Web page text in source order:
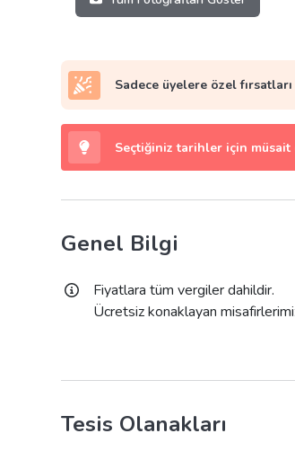
Sadece üyelere özel fırsatları
Seçtiğiniz tarihler için müsait
Genel Bilgi
Fiyatlara tüm vergiler dahildir.
Ücretsiz konaklayan
Tesis Olanakları